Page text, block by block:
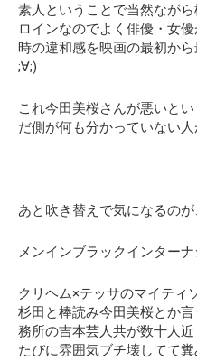
素人ということで当然なが
ロインなのでよく俳優・女
時の違和感を映画の最初か
;∀;)
これ今田美桜さんが悪いと
だ側が何も分かっていない人
あと吹き替えで気になるの
メンインブラックインター
クリヘム×テッサのマイティ
杉田と棒読み今田美桜とか
務所の吉本芸人共が数十人
たびに雰囲気ブチ壊してて